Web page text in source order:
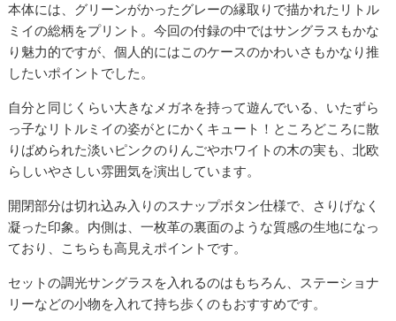
本体には、グリーンがかったグレーの縁取りで描かれたリトル
ミイの総柄をプリント。今回の付録の中ではサングラスもかな
り魅力的ですが、個人的にはこのケースのかわいさもかなり推
したいポイントでした。
自分と同じくらい大きなメガネを持って遊んでいる、いたずら
っ子なリトルミイの姿がとにかくキュート！ところどころに散
りばめられた淡いピンクのりんごやホワイトの木の実も、北欧
らしいやさしい雰囲気を演出しています。
開閉部分は切れ込み入りのスナップボタン仕様で、さりげなく
凝った印象。内側は、一枚革の裏面のような質感の生地になっ
ており、こちらも高見えポイントです。
セットの調光サングラスを入れるのはもちろん、ステーショナ
リーなどの小物を入れて持ち歩くのもおすすめです。